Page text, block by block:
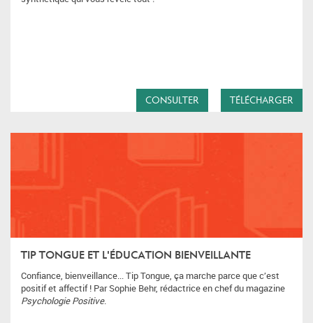
CONSULTER TÉLÉCHARGER
TIP TONGUE ET L'ÉDUCATION BIENVEILLANTE
Confiance, bienveillance... Tip Tongue, ça marche parce que c’est
positif et affectif ! Par Sophie Behr, rédactrice en chef du magazine
Psychologie Positive.